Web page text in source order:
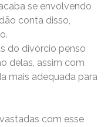
se envolvendo
conta disso,
do divórcio penso
delas, assim com
mais adequada para
com esse